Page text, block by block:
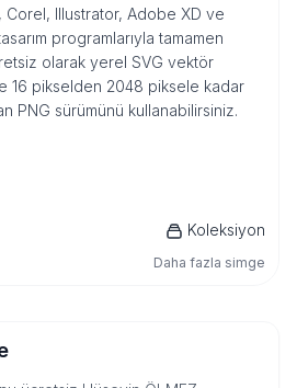
Corel, Illustrator, Adobe XD ve
programlarıyla tamamen
olarak yerel SVG vektör
16 pikselden 2048 piksele kadar
PNG sürümünü kullanabilirsiniz.
Koleksiyon
Daha fazla simge